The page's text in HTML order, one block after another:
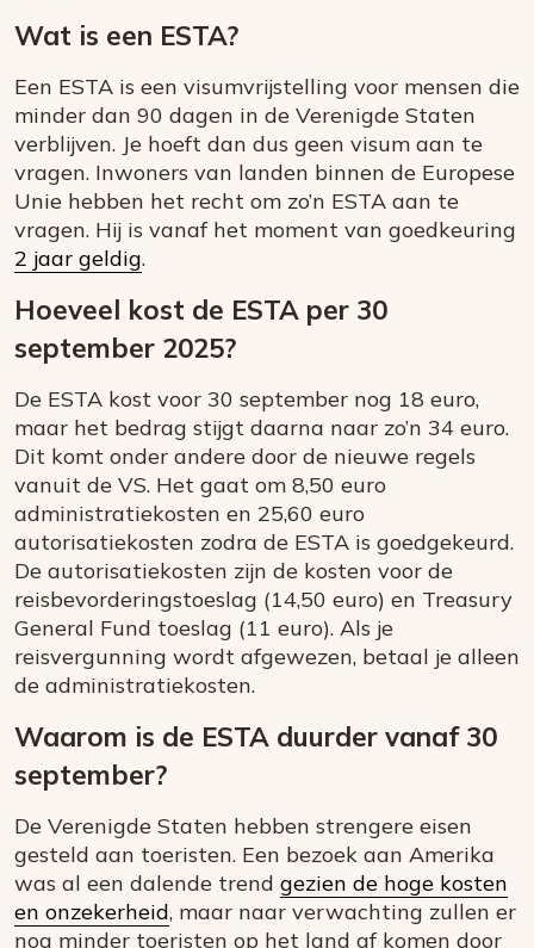
Wat is een ESTA?
Een ESTA is een visumvrijstelling voor mensen die
minder dan 90 dagen in de Verenigde Staten
verblijven. Je hoeft dan dus geen visum aan te
vragen. Inwoners van landen binnen de Europese
Unie hebben het recht om zo’n ESTA aan te
vragen. Hij is vanaf het moment van goedkeuring
2 jaar geldig.
Hoeveel kost de ESTA per 30
september 2025?
De ESTA kost voor 30 september nog 18 euro,
maar het bedrag stijgt daarna naar zo’n 34 euro.
Dit komt onder andere door de nieuwe regels
vanuit de VS. Het gaat om 8,50 euro
administratiekosten en 25,60 euro
autorisatiekosten zodra de ESTA is goedgekeurd.
De autorisatiekosten zijn de kosten voor de
reisbevorderingstoeslag (14,50 euro) en Treasury
General Fund toeslag (11 euro). Als je
reisvergunning wordt afgewezen, betaal je alleen
de administratiekosten.
Waarom is de ESTA duurder vanaf 30
september?
De Verenigde Staten hebben strengere eisen
gesteld aan toeristen. Een bezoek aan Amerika
was al een dalende trend gezien de hoge kosten
en onzekerheid, maar naar verwachting zullen er
nog minder toeristen op het land af komen door